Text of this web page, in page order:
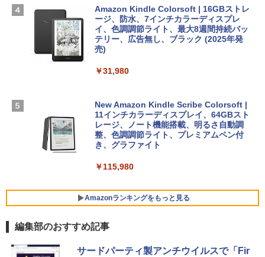
￥298,901
【Amazon.co.jp限定】 HP ノートパソコ
ン 15-fd 15.6インチ 16GBメモリ 512GB
FMV ノートパソコン WE1-K3 (MS 365 P
ersonal/Copilotキー搭載/Win 11/15.6型/
Core i5/16GB/SSD 512GB/ホワイト) FM
VWK3E15W_AZ
￥139,880
ラインコード版
￥1,600
ト): Java & Bedrock Edition | オンライ
￥3,600
￥2,326
FM TOWNS ハイパー・カタログ: 本体ハ
ェクトリストと最新エミュレータ紹介
Amazon Kindle Colorsoft | 16GBストレ
ージ、防水、7インチカラーディスプレ
イ、色調調節ライト、最大8週間持続バッ
テリー、広告無し、ブラック (2025年発
売)
￥31,980
New Amazon Kindle Scribe Colorsoft |
11インチカラーディスプレイ、64GBスト
レージ、ノート機能搭載、明るさ自動調
整、色調調節ライト、プレミアムペン付
き、グラファイト
￥115,980
Amazonランキングをもっと見る
編集部のおすすめ記事
サードパーティ製アンチウイルスで「Fir